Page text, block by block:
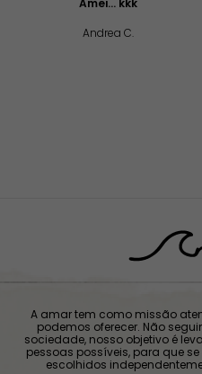
Amei... kkk
Andrea C.
A amar tem como missão
podemos oferecer. Não
sociedade, nosso objetivo é
pessoas possíveis, para que
escolhidos